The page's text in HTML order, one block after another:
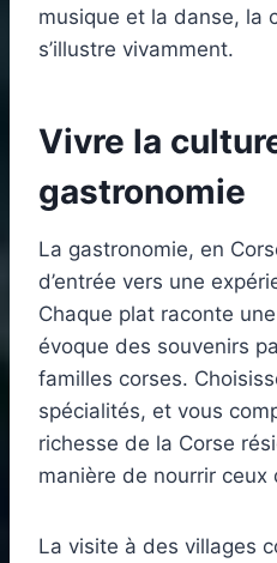
musique et la danse, la
s’illustre vivamment.
Vivre la
gastronomie
La gastronomie, en
d’entrée vers une
Chaque plat raconte
évoque des souvenirs
familles corses.
spécialités, et vous
richesse de la Corse
manière de nourrir ceux
La visite à des villages